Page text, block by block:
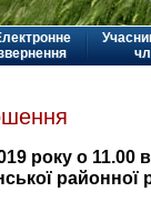
року о 11.00
районної